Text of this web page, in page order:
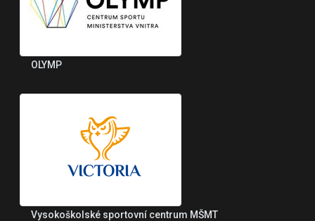
OLYMP
Vysokoškolské sportovní centrum MŠMT